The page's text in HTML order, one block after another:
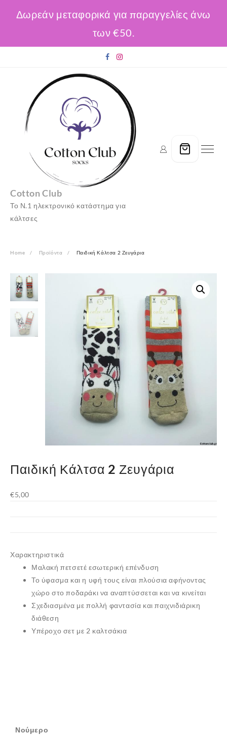
Δωρεάν μεταφορικά για παραγγελίες άνω
των €50.
Cotton Club
Το Ν.1 ηλεκτρονικό κατάστημα για
κάλτσες
Home Προϊόντα Παιδική Κάλτσα 2 Ζευγάρια
Παιδική Κάλτσα 2 Ζευγάρια
€5,00
Χαρακτηριστικά
Μαλακή πετσετέ εσωτερική επένδυση
Το ύφασμα και η υφή τους είναι πλούσια αφήνοντας
χώρο στο ποδαράκι να αναπτύσσεται και να κινείται
Σχεδιασμένα με πολλή φαντασία και παιχνιδιάρικη
διάθεση
Υπέροχο σετ με 2 καλτσάκια
Νούμερο